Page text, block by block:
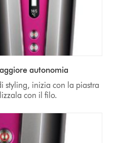
autonomia
styling, inizia con la piastra
con il filo.